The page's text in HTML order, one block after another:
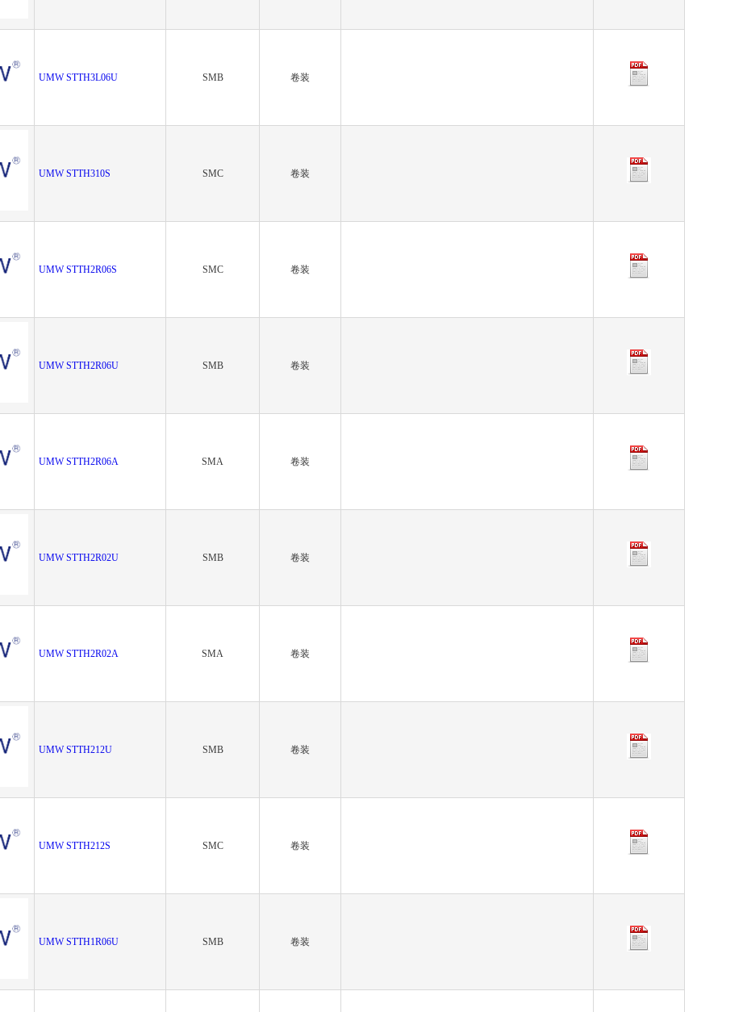
UMW STTH3L06U SMB 卷装
UMW STTH310S SMC 卷装
UMW STTH2R06S SMC 卷装
UMW STTH2R06U SMB 卷装
UMW STTH2R06A SMA 卷装
UMW STTH2R02U SMB 卷装
UMW STTH2R02A SMA 卷装
UMW STTH212U SMB 卷装
UMW STTH212S SMC 卷装
UMW STTH1R06U SMB 卷装